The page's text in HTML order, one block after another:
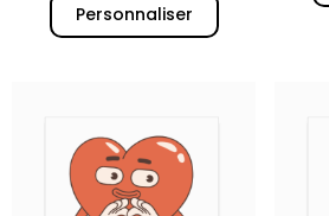
Personnaliser